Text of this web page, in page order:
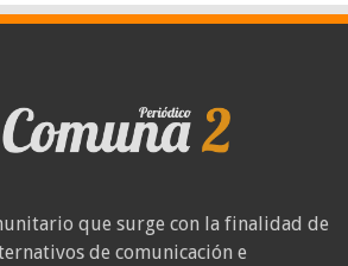
que surge con la finalidad de
de comunicación e